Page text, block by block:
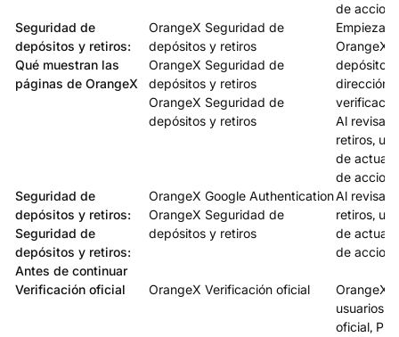
de
Seguridad de
depósitos y retiros:
Qué muestran las
páginas de OrangeX
OrangeX Seguridad de
depósitos y retiros
OrangeX Seguridad de
depósitos y retiros
OrangeX Seguridad de
depósitos y retiros
Empieza
OrangeX
depósito y
dirección,
Al revisar
retiros,
de
de
Seguridad de
depósitos y retiros:
Seguridad de
depósitos y retiros:
Antes de continuar
OrangeX Google Authentication
OrangeX Seguridad de
depósitos y retiros
Al revisar
retiros,
de
de
Verificación oficial OrangeX Verificación oficial
OrangeX
usuarios
oficial,